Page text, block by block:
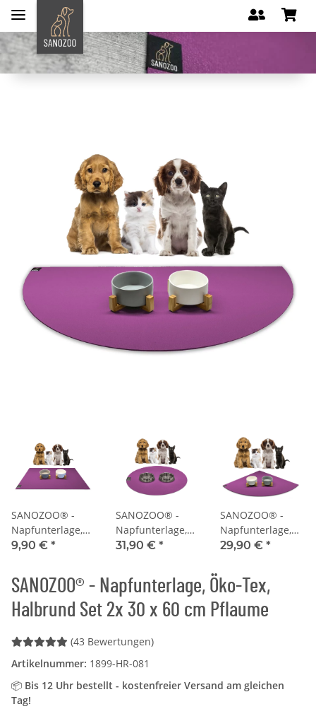
SANOZOO® -
Napfunterlage,
Öko-Tex,
40 cm Pflaume
9,90 € *
SANOZOO® -
Napfunterlage,
Öko-Tex, Rund
31,90 € *
SANOZOO® -
Napfunterlage,
Öko-Tex,
cm Pflaume
29,90 € *
SANOZOO® - Napfunterlage, Öko-Tex,
Halbrund Set 2x 30 x 60 cm Pflaume
(43 Bewertungen)
Artikelnummer: 1899-HR-081
📦 Bis 12 Uhr bestellt - kostenfreier Versand am gleichen
Tag!